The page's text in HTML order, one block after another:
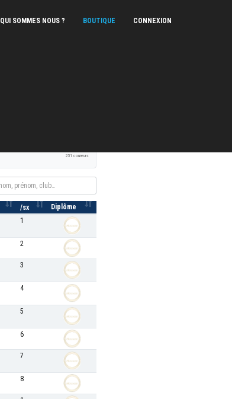
QUI SOMMES NOUS ? BOUTIQUE CONNEXION
251 coureurs
/sx
Diplôme
1
2
3
4
5
6
7
8